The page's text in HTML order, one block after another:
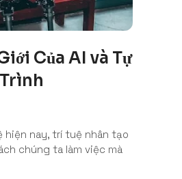
Của AI và Tự
nay, trí tuệ nhân tạo
chúng ta làm việc mà